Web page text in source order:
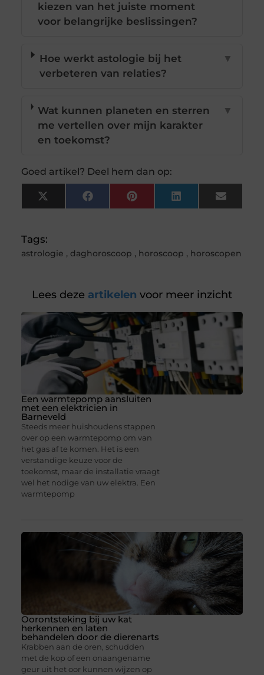
kiezen van het juiste moment
voor belangrijke beslissingen?
Hoe werkt astologie bij het
verbeteren van relaties?
▼
Wat kunnen planeten en sterren
me vertellen over mijn karakter
en toekomst?
▼
Goed artikel? Deel hem dan op:
X
(Twitter)
FacebookPinterestLinkedInEmail
Tags:
astrologie , daghoroscoop , horoscoop , horoscopen
Lees deze artikelen voor meer inzicht
Een warmtepomp aansluiten
met een elektricien in
Barneveld
Steeds meer huishoudens stappen
over op een warmtepomp om van
het gas af te komen. Het is een
verstandige keuze voor de
toekomst, maar de installatie vraagt
wel het nodige van uw elektra. Een
warmtepomp
Oorontsteking bij uw kat
herkennen en laten
behandelen door de dierenarts
Krabben aan de oren, schudden
met de kop of een onaangename
geur uit het oor kunnen wijzen op